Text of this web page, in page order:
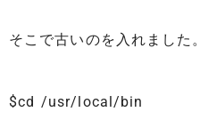
そこで古いのを入れました。
$cd /usr/local/bin